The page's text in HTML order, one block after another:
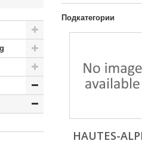
Подкатегории
HAUTES-